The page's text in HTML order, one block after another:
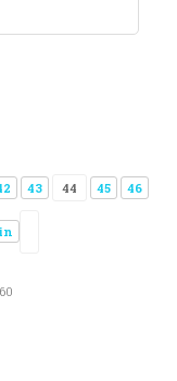
43 44 45 46